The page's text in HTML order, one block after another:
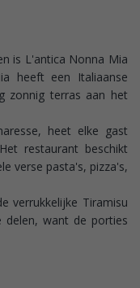
is L'antica Nonna Mia
heeft een Italiaanse
zonnig terras aan het
heet elke gast
restaurant beschikt
verse pasta's, pizza's,
verrukkelijke Tiramisu
want de porties